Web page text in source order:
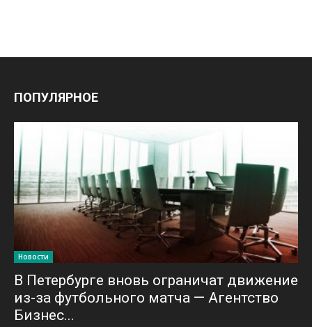
ПОПУЛЯРНОЕ
Новости
В Петербурге вновь ограничат движение
из-за футбольного матча — Агентство
Бизнес...